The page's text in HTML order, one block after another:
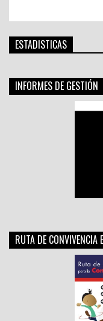
ESTADISTICAS
INFORMES DE GESTIÓN
RUTA DE CONVIVENCIA